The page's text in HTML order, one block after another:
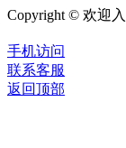
Copyright © 欢迎
手机访问
联系客服
返回顶部